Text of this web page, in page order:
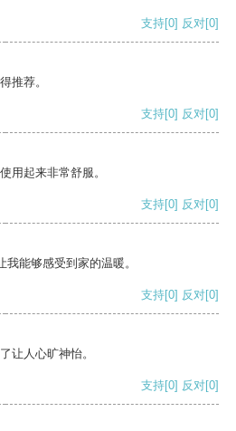
支持[0] 反对[0]
推荐。
支持[0] 反对[0]
用起来非常舒服。
支持[0] 反对[0]
能够感受到家的温暖。
支持[0] 反对[0]
让人心旷神怡。
支持[0] 反对[0]